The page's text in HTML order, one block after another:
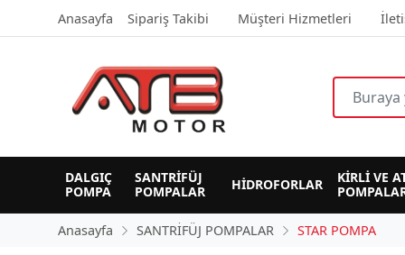
Anasayfa Sipariş Takibi Müşteri Hizmetleri
DALGIÇ
POMPA
SANTRİFÜJ
POMPALAR
HİDROFORLAR
KİRLİ VE
Anasayfa SANTRİFÜJ POMPALAR STAR POMPA